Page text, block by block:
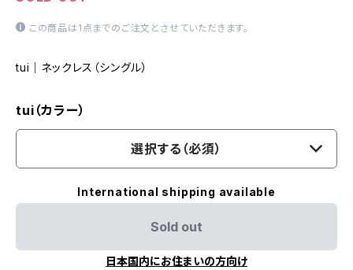
この商品は1点までのご注文とさせていただきます。
tui｜ネックレス（シングル）
tui（カラー）
選択する（必須）
International shipping available
Sold out
日本国内にお住まいの方向け